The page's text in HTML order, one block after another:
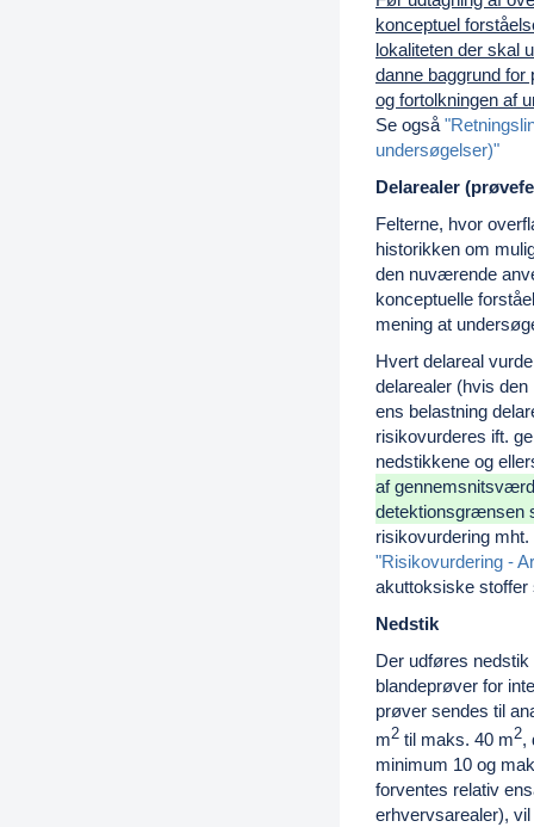
konceptuel
lokaliteten der skal
danne baggrund
og fortolkningen af
Se også
undersøgelser)"
Delarealer
Felterne, hvor
historikken om
den nuværende
konceptuelle
mening at
Hvert delareal
delarealer (hvis
ens belastning
risikovurderes ift.
nedstikkene og
af
detektionsgrænsen
risikovurdering
"Risikovurdering -
akuttoksiske stoffer
Nedstik
Der udføres
blandeprøver for
prøver sendes til
m2 til maks. 40 m2,
minimum 10 og
forventes relativ
erhvervsarealer),